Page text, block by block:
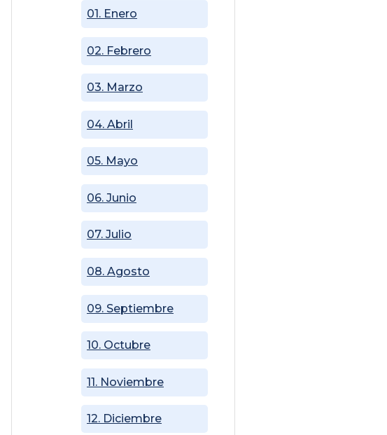
01. Enero
02. Febrero
03. Marzo
04. Abril
05. Mayo
06. Junio
07. Julio
08. Agosto
09. Septiembre
10. Octubre
11. Noviembre
12. Diciembre